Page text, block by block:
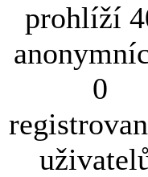
prohlíží
0